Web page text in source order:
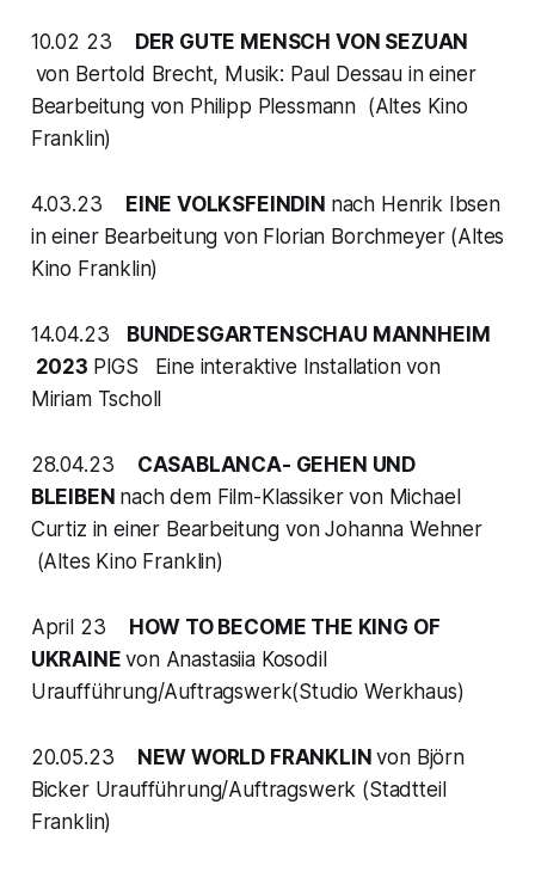
10.02 23 DER GUTE MENSCH VON SEZUAN
von Bertold Brecht, Musik: Paul Dessau in einer
Bearbeitung von Philipp Plessmann (Altes Kino
Franklin)
4.03.23 EINE VOLKSFEINDIN nach Henrik Ibsen
in einer Bearbeitung von Florian Borchmeyer (Altes
Kino Franklin)
14.04.23 BUNDESGARTENSCHAU MANNHEIM
2023 PIGS Eine interaktive Installation von
Miriam Tscholl
28.04.23 CASABLANCA- GEHEN UND
BLEIBEN nach dem Film-Klassiker von Michael
Curtiz in einer Bearbeitung von Johanna Wehner
(Altes Kino Franklin)
April 23 HOW TO BECOME THE KING OF
UKRAINEvon Anastasiia Kosodil
Uraufführung/Auftragswerk(Studio Werkhaus)
20.05.23 NEW WORLD FRANKLINvon Björn
Bicker Uraufführung/Auftragswerk (Stadtteil
Franklin)